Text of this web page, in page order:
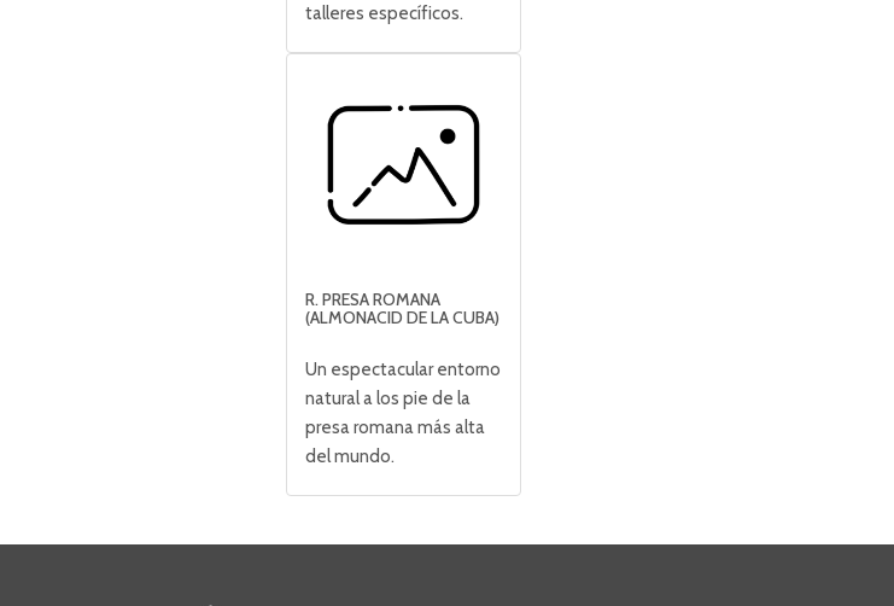
talleres específicos.
R. PRESA ROMANA
(ALMONACID DE LA CUBA)
Un espectacular entorno
natural a los pie de la
presa romana más alta
del mundo.